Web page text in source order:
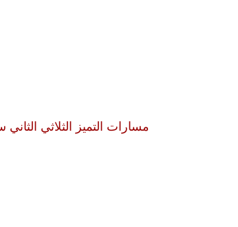
مسارات التميز الثلاثي